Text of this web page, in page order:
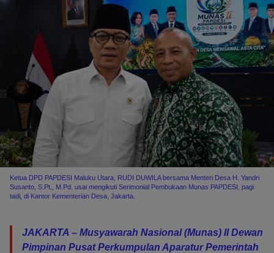
Ketua DPD PAPDESI Maluku Utara, RUDI DUWILA bersama Menteri Desa H. Yandri
Susanto, S.Pt., M.Pd. usai mengikuti Serimonial Pembukaan Munas PAPDESI, pagi
tadi, di Kantor Kementerian Desa, Jakarta.
JAKARTA – Musyawarah Nasional (Munas) II Dewan
Pimpinan Pusat Perkumpulan Aparatur Pemerintah